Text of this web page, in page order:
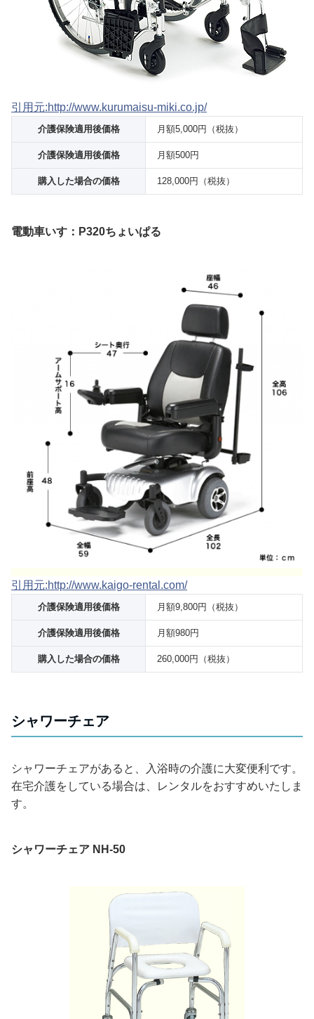
引用元:http://www.kurumaisu-miki.co.jp/
介護保険適用後価格 月額5,000円（税抜）
介護保険適用後価格 月額500円
購入した場合の価格 128,000円（税抜）
電動車いす：P320ちょいぱる
引用元:http://www.kaigo-rental.com/
介護保険適用後価格 月額9,800円（税抜）
介護保険適用後価格 月額980円
購入した場合の価格 260,000円（税抜）
シャワーチェア
シャワーチェアがあると、入浴時の介護に大変便利です。
在宅介護をしている場合は、レンタルをおすすめいたしま
す。
シャワーチェア NH-50